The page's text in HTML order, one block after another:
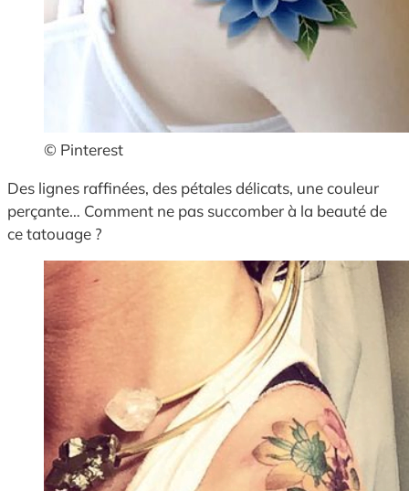
© Pinterest
Des lignes raffinées, des pétales délicats, une couleur
perçante… Comment ne pas succomber à la beauté de
ce tatouage ?